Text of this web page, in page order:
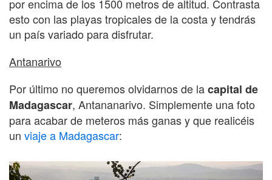
por encima de los 1500 metros de altitud. Contrasta
esto con las playas tropicales de la costa y tendrás
un país variado para disfrutar.
Antanarivo
Por último no queremos olvidarnos de lacapital de
Madagascar, Antananarivo. Simplemente una foto
para acabar de meteros más ganas y que realicéis
un viaje a Madagascar: